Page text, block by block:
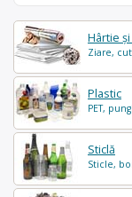
Hârtie
Ziare,
Plastic
PET,
Sticlă
Sticle,